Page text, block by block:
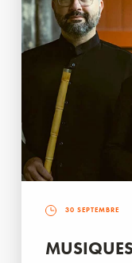
30 SEPTEMBRE